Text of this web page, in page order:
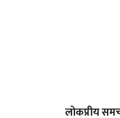
लोकप्रीय